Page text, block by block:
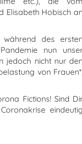
Elisabeth Hobisch an
des ersten
nun
jedoch nicht nur den
von Frauen*,
Fictions! Sind
eindeutig